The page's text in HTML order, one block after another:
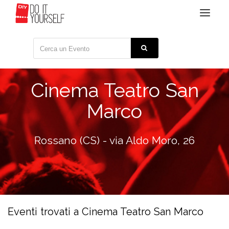
Toggle
Cinema Teatro San
Marco
Rossano (CS) - via Aldo Moro, 26
Eventi trovati a Cinema Teatro San Marco